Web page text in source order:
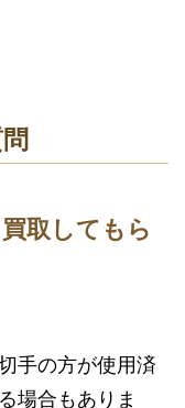
取してもら
手の方が使用済
場合もありま